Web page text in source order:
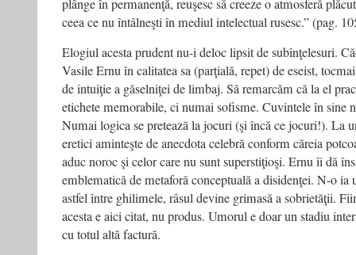
plânge în permanenţă, reuşesc să creeze o atmosferă
ceea ce nu întâlneşti în mediul intelectual rusesc.” (pag.
Elogiul acesta prudent nu-i deloc lipsit de subînţelesuri.
Vasile Ernu în calitatea sa (parţială, repet) de eseist,
de intuiţie a găselniţei de limbaj. Să remarcăm că la el
etichete memorabile, ci numai sofisme. Cuvintele în sine
Numai logica se pretează la jocuri (şi încă ce jocuri!). La
eretici aminteşte de anecdota celebră conform căreia
aduc noroc şi celor care nu sunt superstiţioşi. Ernu îi dă
emblematică de metaforă conceptuală a disidenţei. N-o ia
astfel între ghilimele, râsul devine grimasă a sobrietăţii.
acesta e aici citat, nu produs. Umorul e doar un stadiu
cu totul altă factură.